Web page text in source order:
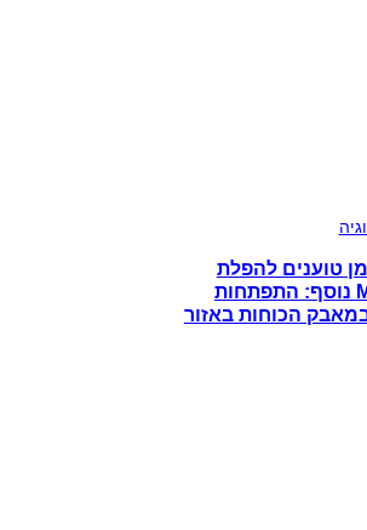
טוענים להפלת
כטמ"מ MQ-9 נוסף: התפתחות
הכוחות באזור